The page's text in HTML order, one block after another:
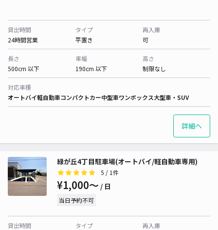
貸出時間
24時間営業
タイプ
平置き
再入庫
可
長さ
500cm 以下
車幅
190cm 以下
高さ
制限なし
対応車種
オートバイ軽自動車コンパクトカー中型車ワンボックス大型車・SUV
詳細へ
緑が丘4丁目駐車場(オートバイ/軽自動車専用)
5 / 1件
¥1,000〜 / 日
当日予約不可
貸出時間
タイプ
再入庫